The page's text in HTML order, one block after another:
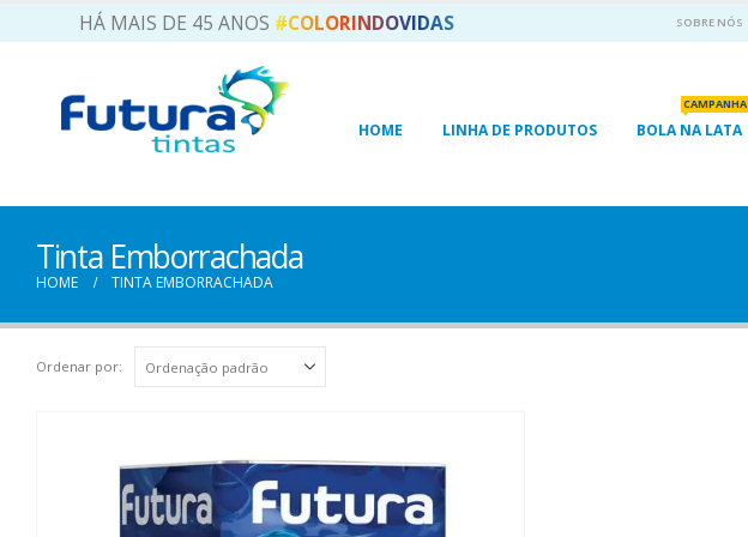
HÁ MAIS DE 45 ANOS #COLORINDOVIDAS SOBRE NÓS
HOME LINHA DE PRODUTOS BOLA NA LATA
CAMPANHA
Tinta Emborrachada
HOME TINTA EMBORRACHADA
Ordenar por: